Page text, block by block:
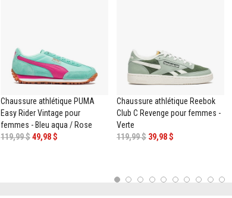
Chaussure athlétique PUMA
Easy Rider Vintage pour
femmes - Bleu aqua / Rose
119,99 $49,98 $
Chaussure athlétique Reebok
Club C Revenge pour femmes -
Verte
119,99 $ 39,98 $